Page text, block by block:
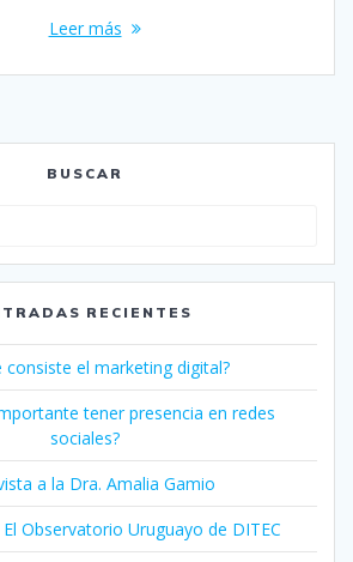
Leer más
BUSCAR
RECIENTES
consiste el marketing digital?
tener presencia en redes
sociales?
a la Dra. Amalia Gamio
Observatorio Uruguayo de DITEC